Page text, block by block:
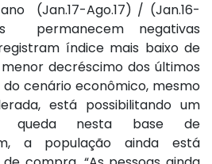
(Jan.17-Ago.17) / (Jan.16-
permanecem negativas
índice mais baixo de
decréscimo dos últimos
cenário econômico, mesmo
está possibilitando um
queda nesta base de
a população ainda está